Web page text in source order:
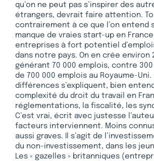
qu’on ne peut pas s’inspirer des
étrangers, devrait faire attention.
contrairement à ce que l’on entend
manque de vraies start-up en
entreprises à fort potentiel
dans notre pays. On en crée environ
générant 70 000 emplois, contre
de 700 000 emplois au Royaume-Uni.
différences s’expliquent, bien
complexité du droit du travail en
réglementations, la fiscalité, les
C’est vrai, écrit avec justesse
facteurs interviennent. Moins
aussi graves. Il s’agit de
du non-investissement, dans les
Les « gazelles » britanniques